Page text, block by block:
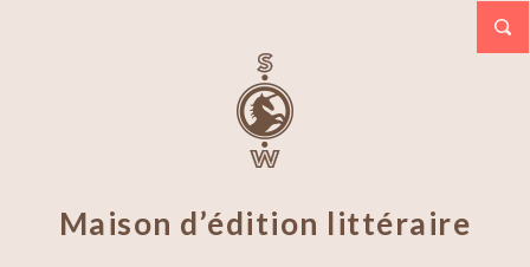
Maison d’édition littéraire